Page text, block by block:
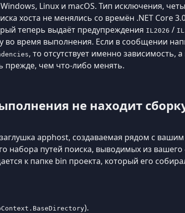
Linux и macOS. Тип исключения,
хоста не менялись со времён .NET Core
теперь выдаёт предупреждения IL2026 /
во время выполнения. Если в сообщении
, то отсутствует именно зависимость,
прежде, чем что-либо менять.
не находит
apphost, создаваемая рядом с вашим
набора путей поиска, выводимых из вашего
к папке bin проекта, который его
).